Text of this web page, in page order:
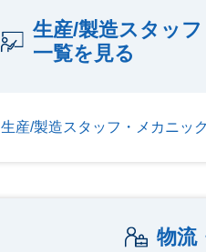
生産/製造スタッ
一覧を見る
生産/製造スタッフ・メカニッ
物流